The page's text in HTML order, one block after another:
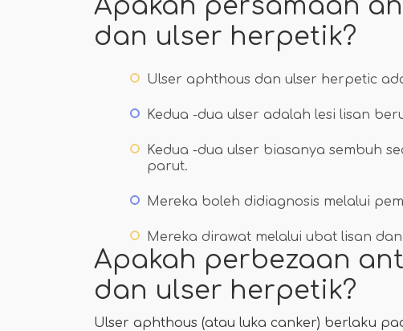
Apakah persamaan
dan ulser herpetik?
Ulser aphthous dan ulser herpetic
Kedua -dua ulser adalah lesi lisan
Kedua -dua ulser biasanya sembuh
parut.
Mereka boleh didiagnosis melalui
Mereka dirawat melalui ubat lisan
Apakah perbezaan
dan ulser herpetik?
Ulser aphthous (atau luka canker) berlaku